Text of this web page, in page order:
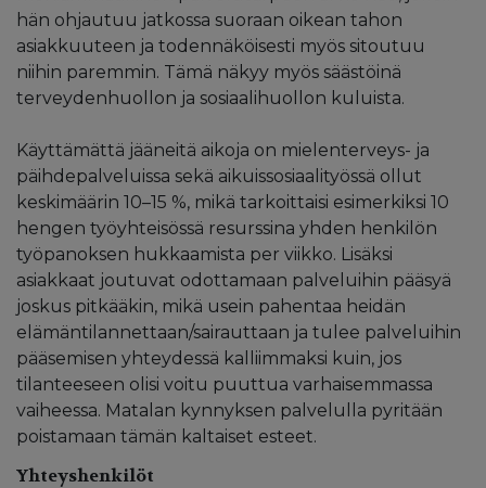
hän ohjautuu jatkossa suoraan oikean tahon
asiakkuuteen ja todennäköisesti myös sitoutuu
niihin paremmin. Tämä näkyy myös säästöinä
terveydenhuollon ja sosiaalihuollon kuluista.
Käyttämättä jääneitä aikoja on mielenterveys- ja
päihdepalveluissa sekä aikuissosiaalityössä ollut
keskimäärin 10–15 %, mikä tarkoittaisi esimerkiksi 10
hengen työyhteisössä resurssina yhden henkilön
työpanoksen hukkaamista per viikko. Lisäksi
asiakkaat joutuvat odottamaan palveluihin pääsyä
joskus pitkääkin, mikä usein pahentaa heidän
elämäntilannettaan/sairauttaan ja tulee palveluihin
pääsemisen yhteydessä kalliimmaksi kuin, jos
tilanteeseen olisi voitu puuttua varhaisemmassa
vaiheessa. Matalan kynnyksen palvelulla pyritään
poistamaan tämän kaltaiset esteet.
Yhteyshenkilöt